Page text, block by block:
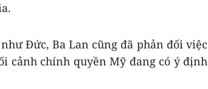
Đức, Ba Lan cũng đã phản đối việc
cảnh chính quyền Mỹ đang có ý định